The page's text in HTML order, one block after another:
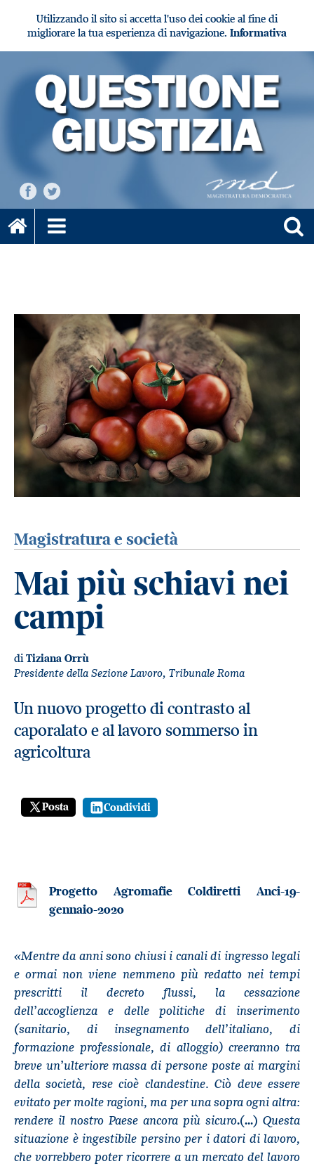
Utilizzando il sito si accetta l'uso dei cookie al fine di
migliorare la tua esperienza di navigazione. Informativa
Magistratura e società
Mai più schiavi nei
campi
diTiziana Orrù
Presidente della Sezione Lavoro, Tribunale Roma
Un nuovo progetto di contrasto al
caporalato e al lavoro sommerso in
agricoltura
Posta Condividi
Progetto Agromafie Coldiretti Anci-19-
gennaio-2020
«Mentre da anni sono chiusi i canali di ingresso legali
e ormai non viene nemmeno più redatto nei tempi
prescritti il decreto flussi, la cessazione
dell’accoglienza e delle politiche di inserimento
(sanitario, di insegnamento dell’italiano, di
formazione professionale, di alloggio) creeranno tra
breve un’ulteriore massa di persone poste ai margini
della società, rese cioè clandestine. Ciò deve essere
evitato per molte ragioni, ma per una sopra ogni altra:
rendere il nostro Paese ancora più sicuro.(...) Questa
situazione è ingestibile persino per i datori di lavoro,
che vorrebbero poter ricorrere a un mercato del lavoro